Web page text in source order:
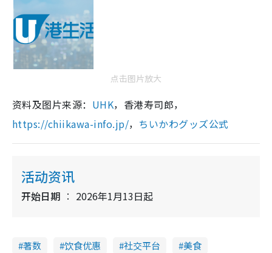
点击图片放大
资料及图片来源： UHK，香港寿司郎，
https://chiikawa-info.jp/， ちいかわグッズ公式
活动资讯
开始日期 2026年1月13日起
著数 饮食优惠 社交平台
美食